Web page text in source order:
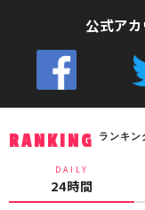
公式ア
RANKING ランキン
DAILY
24時間